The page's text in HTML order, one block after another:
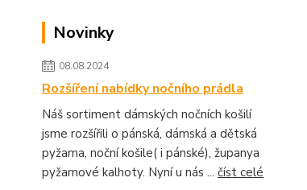
Novinky
08.08.2024
Rozšíření nabídky nočního prádla
Náš sortiment dámských nočních košilí
jsme rozšířili o pánská, dámská a dětská
pyžama, noční košile( i pánské), županya
pyžamové kalhoty. Nyní u nás ... číst celé